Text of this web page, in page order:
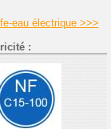
eau électrique >>>
: